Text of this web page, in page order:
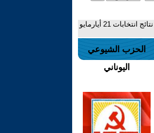
- بيان اللجنة المركزية للحزب الشيوعي اليوناني عن نتائج انتخابات 21 أيارمايو
الحزب الشيوعي
اليوناني